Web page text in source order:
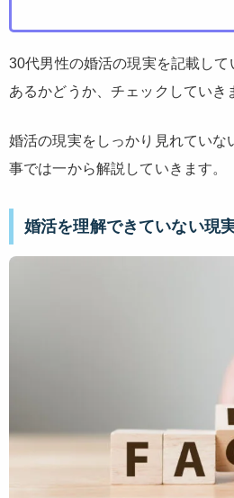
30代男性の婚活の現実を記載し
あるかどうか、チェックしていき
婚活の現実をしっかり見れていな
事では一から解説していきます。
婚活を理解できていない現